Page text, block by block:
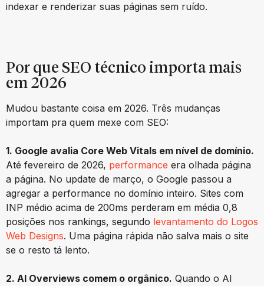
indexar e renderizar suas páginas sem ruído.
Por que SEO técnico importa mais
em 2026
Mudou bastante coisa em 2026. Três mudanças
importam pra quem mexe com SEO:
1. Google avalia Core Web Vitals em nível de domínio.
Até fevereiro de 2026, performance era olhada página
a página. No update de março, o Google passou a
agregar a performance no domínio inteiro. Sites com
INP médio acima de 200ms perderam em média 0,8
posições nos rankings, segundo levantamento do Logos
Web Designs. Uma página rápida não salva mais o site
se o resto tá lento.
2. AI Overviews comem o orgânico. Quando o AI